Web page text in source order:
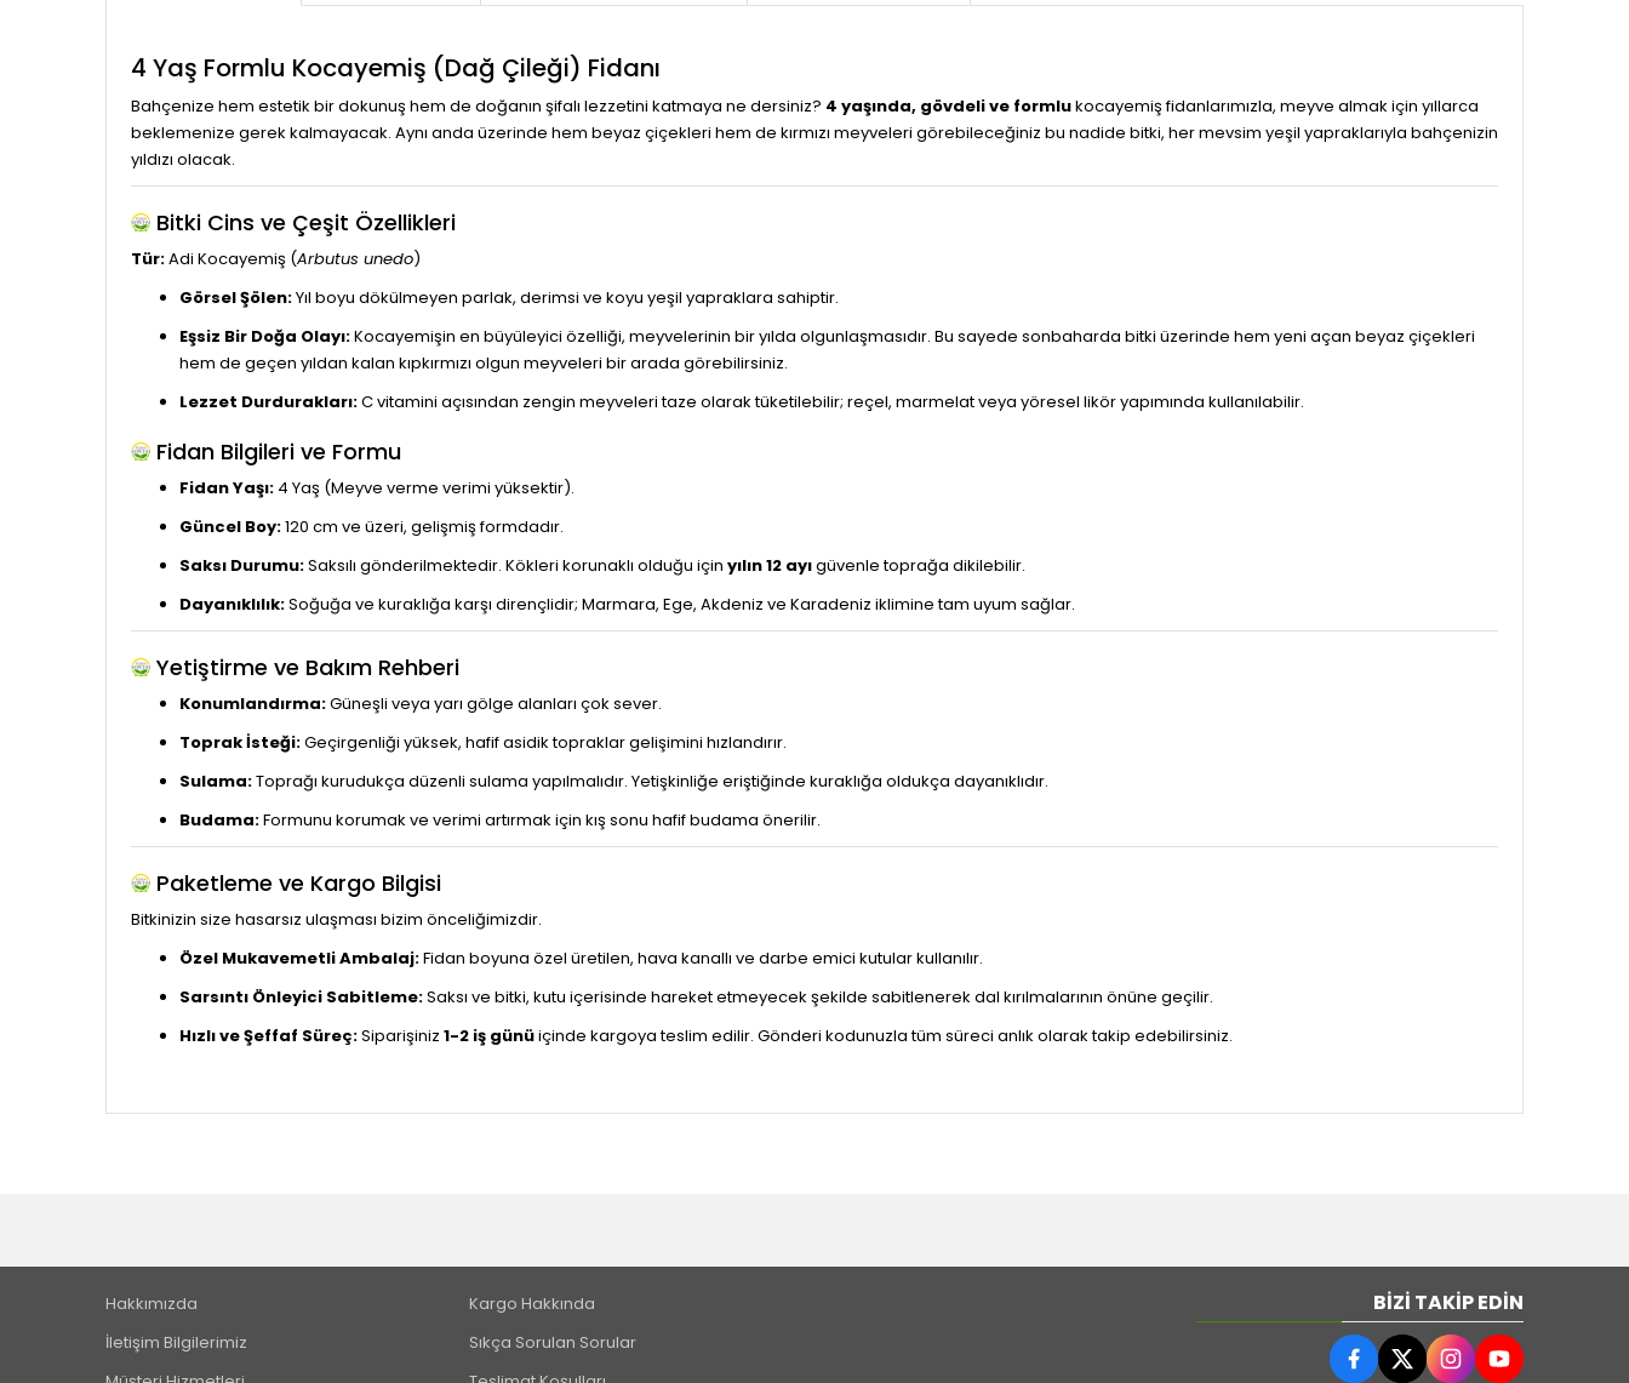
4 Yaş Formlu Kocayemiş (Dağ Çileği) Fidanı
Bahçenize hem estetik bir dokunuş hem de doğanın şifalı lezzetini katmaya ne dersiniz? 4 yaşında, gövdeli ve formlukocayemiş fidanlarımızla, meyve almak için yıllarca
beklemenize gerek kalmayacak. Aynı anda üzerinde hem beyaz çiçekleri hem de kırmızı meyveleri görebileceğiniz bu nadide bitki, her mevsim yeşil yapraklarıyla bahçenizin
yıldızı olacak.
Bitki Cins ve Çeşit Özellikleri
Tür:Adi Kocayemiş (Arbutus unedo)
Görsel Şölen:Yıl boyu dökülmeyen parlak, derimsi ve koyu yeşil yapraklara sahiptir.
Eşsiz Bir Doğa Olayı:Kocayemişin en büyüleyici özelliği, meyvelerinin bir yılda olgunlaşmasıdır. Bu sayede sonbaharda bitki üzerinde hem yeni açan beyaz çiçekleri
hem de geçen yıldan kalan kıpkırmızı olgun meyveleri bir arada görebilirsiniz.
Lezzet Durdurakları:C vitamini açısından zengin meyveleri taze olarak tüketilebilir; reçel, marmelat veya yöresel likör yapımında kullanılabilir.
Fidan Bilgileri ve Formu
Fidan Yaşı: 4 Yaş (Meyve verme verimi yüksektir).
Güncel Boy:120 cm ve üzeri, gelişmiş formdadır.
Saksı Durumu:Saksılı gönderilmektedir. Kökleri korunaklı olduğu için yılın 12 ayıgüvenle toprağa dikilebilir.
Dayanıklılık:Soğuğa ve kuraklığa karşı dirençlidir; Marmara, Ege, Akdeniz ve Karadeniz iklimine tam uyum sağlar.
Yetiştirme ve Bakım Rehberi
Konumlandırma:Güneşli veya yarı gölge alanları çok sever.
Toprak İsteği:Geçirgenliği yüksek, hafif asidik topraklar gelişimini hızlandırır.
Sulama:Toprağı kurudukça düzenli sulama yapılmalıdır. Yetişkinliğe eriştiğinde kuraklığa oldukça dayanıklıdır.
Budama:Formunu korumak ve verimi artırmak için kış sonu hafif budama önerilir.
Paketleme ve Kargo Bilgisi
Bitkinizin size hasarsız ulaşması bizim önceliğimizdir.
Özel Mukavemetli Ambalaj:Fidan boyuna özel üretilen, hava kanallı ve darbe emici kutular kullanılır.
Sarsıntı Önleyici Sabitleme:Saksı ve bitki, kutu içerisinde hareket etmeyecek şekilde sabitlenerek dal kırılmalarının önüne geçilir.
Hızlı ve Şeffaf Süreç:Siparişiniz 1-2 iş günüiçinde kargoya teslim edilir. Gönderi kodunuzla tüm süreci anlık olarak takip edebilirsiniz.
Hakkımızda
İletişim Bilgilerimiz
Kargo Hakkında
Sıkça Sorulan Sorular
BIZI TAKIP EDIN